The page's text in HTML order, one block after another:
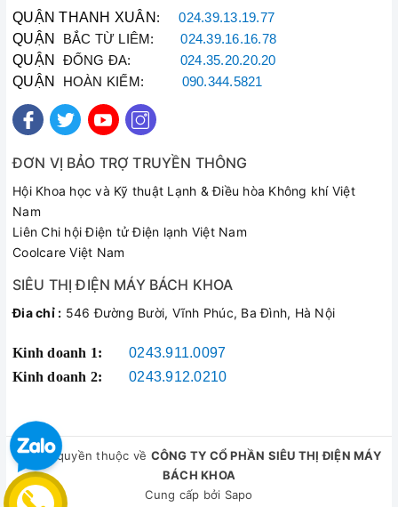
QUẬN THANH XUÂN :024.39.13.19.77
QUẬN BẮC TỪ LIÊM:024.39.16.16.78
QUẬN ĐỐNG ĐA: 024.35.20.20.20
QUẬN HOÀN KIẾM: 090.344.5821
ĐƠN VỊ BẢO TRỢ TRUYỀN THÔNG
Hội Khoa học và Kỹ thuật Lạnh & Điều hòa Không khí Việt
Nam
Liên Chi hội Điện tử Điện lạnh Việt Nam
Coolcare Việt Nam
SIÊU THỊ ĐIỆN MÁY BÁCH KHOA
Đia chỉ : 546 Đường Bười, Vĩnh Phúc, Ba Đình, Hà Nội
Kinh doanh 1:
0243.911.0097
Kinh doanh 2:
0243.912.0210
© Bản quyền thuộc về CÔNG TY CỔ PHẦN SIÊU THỊ ĐIỆN MÁY
BÁCH KHOA
Cung cấp bởi Sapo